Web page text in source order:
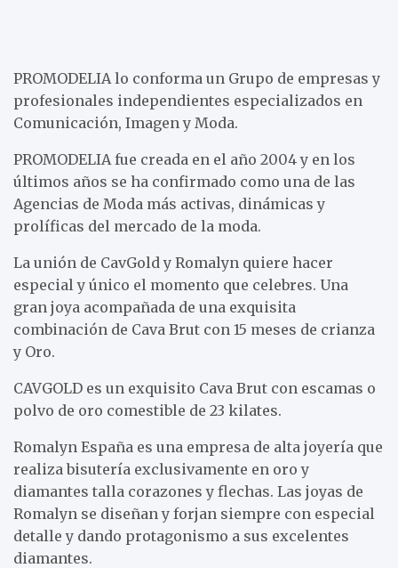
PROMODELIA lo conforma un Grupo de empresas y
profesionales independientes especializados en
Comunicación, Imagen y Moda.
PROMODELIA fue creada en el año 2004 y en los
últimos años se ha confirmado como una de las
Agencias de Moda más activas, dinámicas y
prolíficas del mercado de la moda.
La unión de CavGold y Romalyn quiere hacer
especial y único el momento que celebres. Una
gran joya acompañada de una exquisita
combinación de Cava Brut con 15 meses de crianza
y Oro.
CAVGOLD es un exquisito Cava Brut con escamas o
polvo de oro comestible de 23 kilates.
Romalyn España es una empresa de alta joyería que
realiza bisutería exclusivamente en oro y
diamantes talla corazones y flechas. Las joyas de
Romalyn se diseñan y forjan siempre con especial
detalle y dando protagonismo a sus excelentes
diamantes.